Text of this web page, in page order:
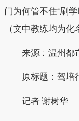
门为何管不住“刷
（文中教练均为化
来源：温州都
原标题：驾培
记者 谢树华